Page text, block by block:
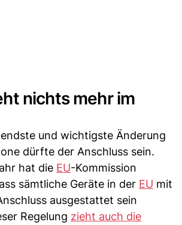
nichts mehr im
und wichtigste Änderung
dürfte der Anschluss sein.
hat die EU-Kommission
sämtliche Geräte in der EU mit
ausgestattet sein
Regelung zieht auch die